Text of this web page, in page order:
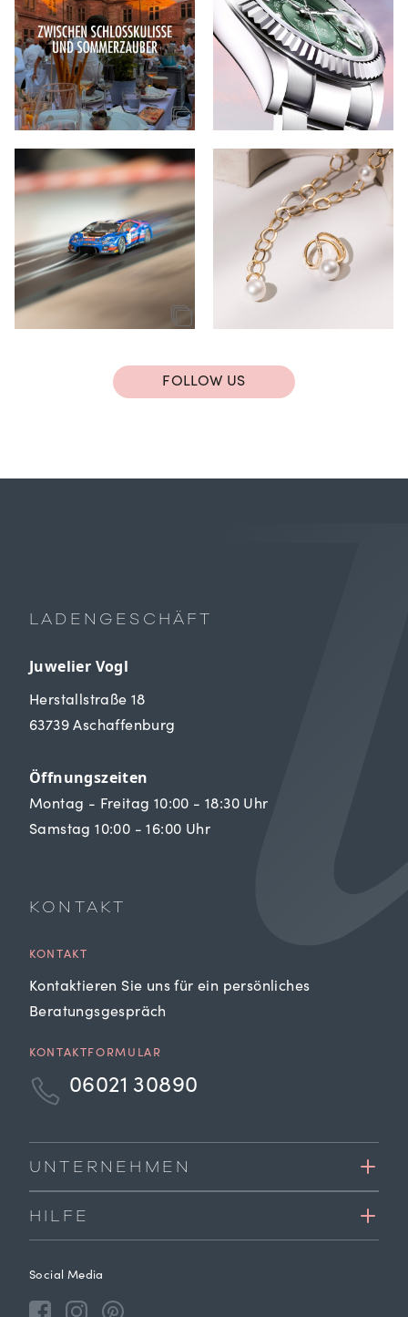
FOLLOW US
LADENGESCHÄFT
Juwelier Vogl
Herstallstraße 18
63739 Aschaffenburg
Öffnungszeiten
Montag - Freitag 10:00 - 18:30 Uhr
Samstag 10:00 - 16:00 Uhr
KONTAKT
KONTAKT
Kontaktieren Sie uns für ein persönliches
Beratungsgespräch
KONTAKTFORMULAR
06021 30890
UNTERNEHMEN
HILFE
Social Media